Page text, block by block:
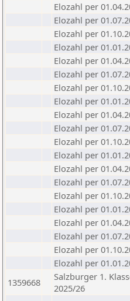
Elozahl per
Elozahl per
Elozahl per
Elozahl per
Elozahl per
Elozahl per
Elozahl per
Elozahl per
Elozahl per
Elozahl per
Elozahl per
Elozahl per
Elozahl per
Elozahl per
Elozahl per
Elozahl per
Elozahl per
Elozahl per
Elozahl per
Elozahl per
1359668
Salzburger 1.
2025/26